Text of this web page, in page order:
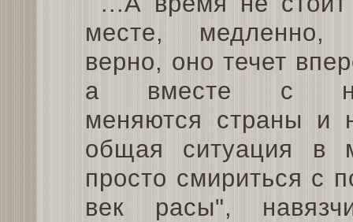
месте, медленно,
верно, оно течет
а вместе с
меняются страны и
общая ситуация в
просто смириться с
век расы",